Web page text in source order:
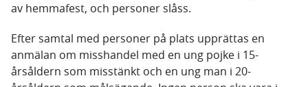
av hemmafest, och personer slåss.
Efter samtal med personer på plats upprättas en
anmälan om misshandel med en ung pojke i 15-
årsåldern som misstänkt och en ung man i 20-